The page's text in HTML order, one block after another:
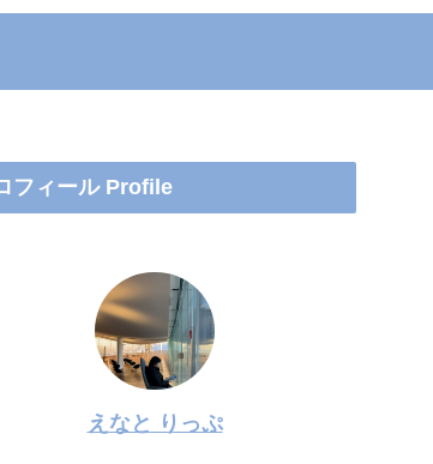
フィール Profile
えなと りっぷ